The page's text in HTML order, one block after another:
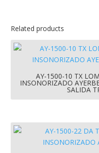
Related products
AY-1500-10 TX
INSONORIZADO
SALIDA